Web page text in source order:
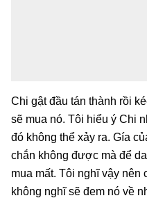
Chi gật đầu tán thành rồi
sẽ mua nó. Tôi hiểu ý Chi
đó không thể xảy ra. Gía
chắn không được mà để
mua mất. Tôi nghĩ vậy nên
không nghĩ sẽ đem nó về